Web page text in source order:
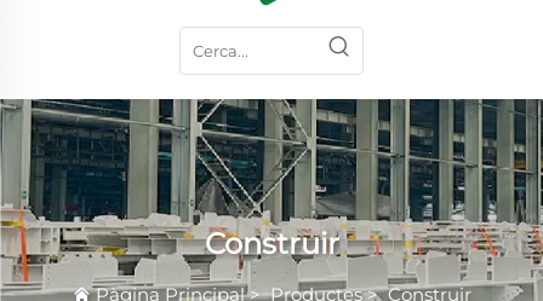
Construir
Pàgina Principal>Productes>Construir